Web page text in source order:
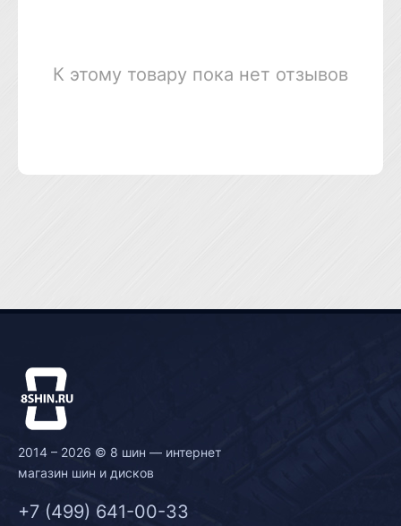
К этому товару пока нет отзывов
2014 – 2026 © 8 шин — интернет
магазин шин и дисков
+7 (499) 641-00-33